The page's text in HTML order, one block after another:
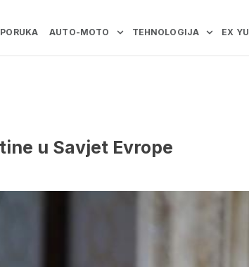
AUTO-MOTO TEHNOLOGIJA EX YU
u Savjet Evrope